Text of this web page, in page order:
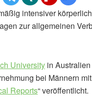
intensiver
zur allgemeinen
University in
bei Männern mit
Reports“ veröffentlicht.